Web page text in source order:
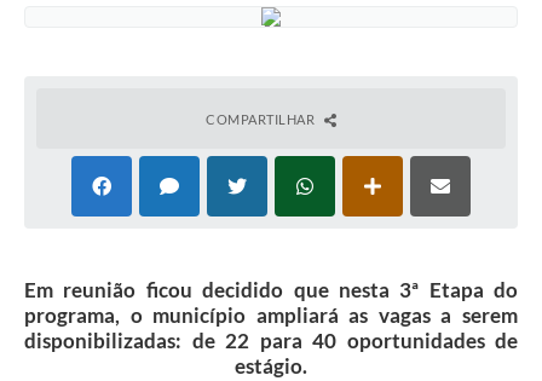
COMPARTILHAR
Em reunião ficou decidido que nesta 3ª Etapa do
programa, o município ampliará as vagas a serem
disponibilizadas: de 22 para 40 oportunidades de
estágio.